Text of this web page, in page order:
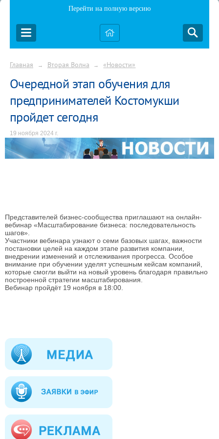
Перейти на полную версию
Главная → Вторая Волна → «Новости»
Очередной этап обучения для
предпринимателей Костомукши
пройдет сегодня
19 ноября 2024 г.
Представителей бизнес-сообщества приглашают на онлайн-
вебинар «Масштабирование бизнеса: последовательность
шагов».
Участники вебинара узнают о семи базовых шагах, важности
постановки целей на каждом этапе развития компании,
внедрении изменений и отслеживания прогресса. Особое
внимание при обучении уделят успешным кейсам компаний,
которые смогли выйти на новый уровень благодаря правильно
построенной стратегии масштабирования.
Вебинар пройдёт 19 ноября в 18:00.